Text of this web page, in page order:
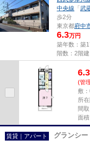
中央線 「 武
歩2分
東京都府中
6.3万円
築年数：築
階数：2階建
6.3
(管
敷
所
間
面
賃貸｜アパート グランシー